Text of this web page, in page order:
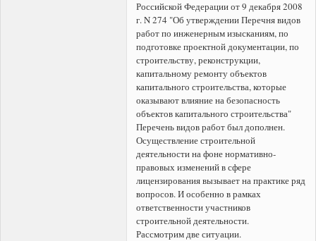
Российской Федерации от 9 декабря 2008
г. N 274 "Об утверждении Перечня видов
работ по инженерным изысканиям, по
подготовке проектной документации, по
строительству, реконструкции,
капитальному ремонту объектов
капитального строительства, которые
оказывают влияние на безопасность
объектов капитального строительства"
Перечень видов работ был дополнен.
Осуществление строительной
деятельности на фоне нормативно-
правовых изменений в сфере
лицензирования вызывает на практике ряд
вопросов. И особенно в рамках
ответственности участников
строительной деятельности.
Рассмотрим две ситуации.